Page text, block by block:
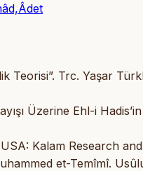
Teorisi”. Trc. Yaşar
Üzerine Ehl-i
Kalam Research
et-Temîmî.